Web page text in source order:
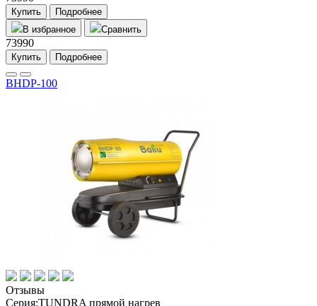
Купить
Подробнее
В избранное
Сравнить
73990
Купить Подробнее
BHDP-100
Отзывы
Серия:TUNDRA прямой нагрев